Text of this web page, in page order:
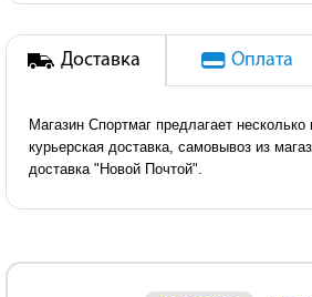
Доставка Оплата
Магазин Спортмаг предлагает несколько
курьерская доставка, самовывоз из
доставка "Новой Почтой".